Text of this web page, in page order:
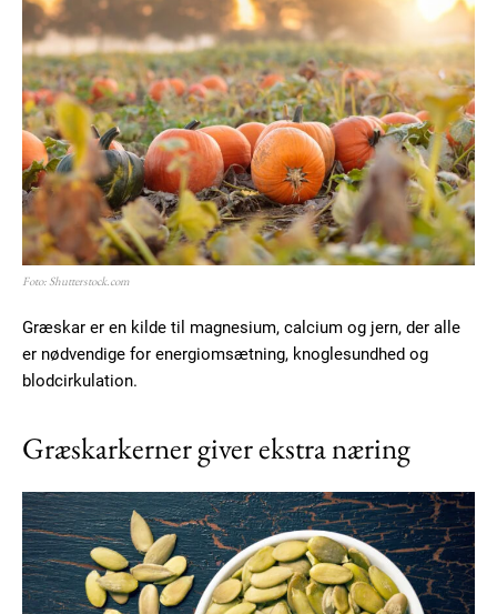
Free limited access
Gratis / forever
Etiam est nibh, lobortis sit
Praesent euismod ac
Ut mollis pellentesque tortor
Nullam eu erat condimentum
Donec quis est ac felis
Member full access
100DKK / year
Foto: Shutterstock.com
Græskar er en kilde til magnesium, calcium og jern, der alle
er nødvendige for energiomsætning, knoglesundhed og
blodcirkulation.
Græskarkerner giver ekstra næring